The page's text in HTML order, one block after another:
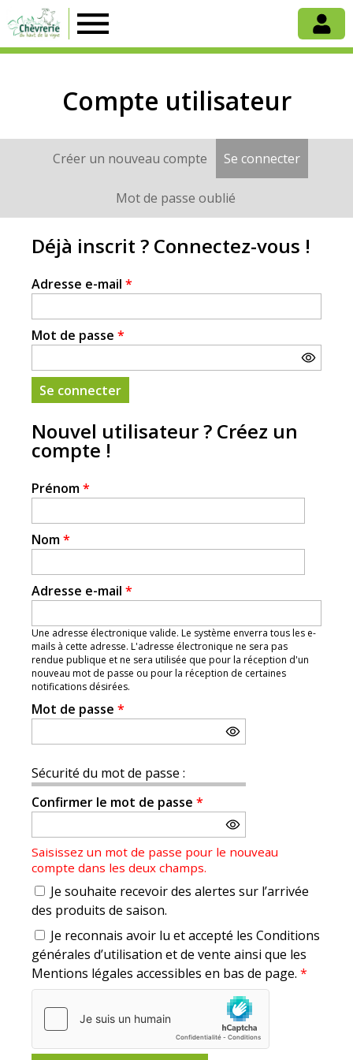
Chèvrerie
de
la
Vigne
Compte utilisateur
OngletsCréer un nouveau compte Se connecter(onglet
Mot de passe oublié
Déjà inscrit ? Connectez-vous !
Adresse e-mail *
Mot de passe *
Nouvel utilisateur ? Créez un
compte !
Prénom*
Nom*
Adresse e-mail *
Une adresse électronique valide. Le système enverra tous les e-
mails à cette adresse. L'adresse électronique ne sera pas
rendue publique et ne sera utilisée que pour la réception d'un
nouveau mot de passe ou pour la réception de certaines
notifications désirées.
Mot de passe *
Sécurité du mot de passe :
Confirmer le mot de passe *
Saisissez un mot de passe pour le nouveau
compte dans les deux champs.
Je souhaite recevoir des alertes sur l’arrivée
des produits de saison.
Je reconnais avoir lu et accepté les Conditions
générales d’utilisation et de vente ainsi que les
Mentions légales accessibles en bas de page. *